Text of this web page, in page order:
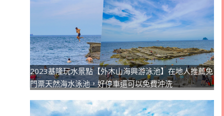
2023基隆玩水景點【外木山海興游泳池】在地人推薦免
門票天然海水泳池，好停車還可以免費沖洗